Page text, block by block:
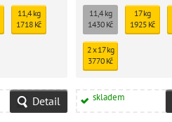
11,4 kg
1718 Kč
Detail
11,4 kg
1430 Kč
17 kg
1925 Kč
2 x 17 kg
3770 Kč
skladem